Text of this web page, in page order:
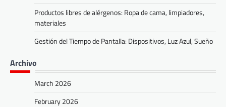
Productos libres de alérgenos: Ropa de cama, limpiadores,
materiales
Gestión del Tiempo de Pantalla: Dispositivos, Luz Azul, Sueño
Archivo
March 2026
February 2026